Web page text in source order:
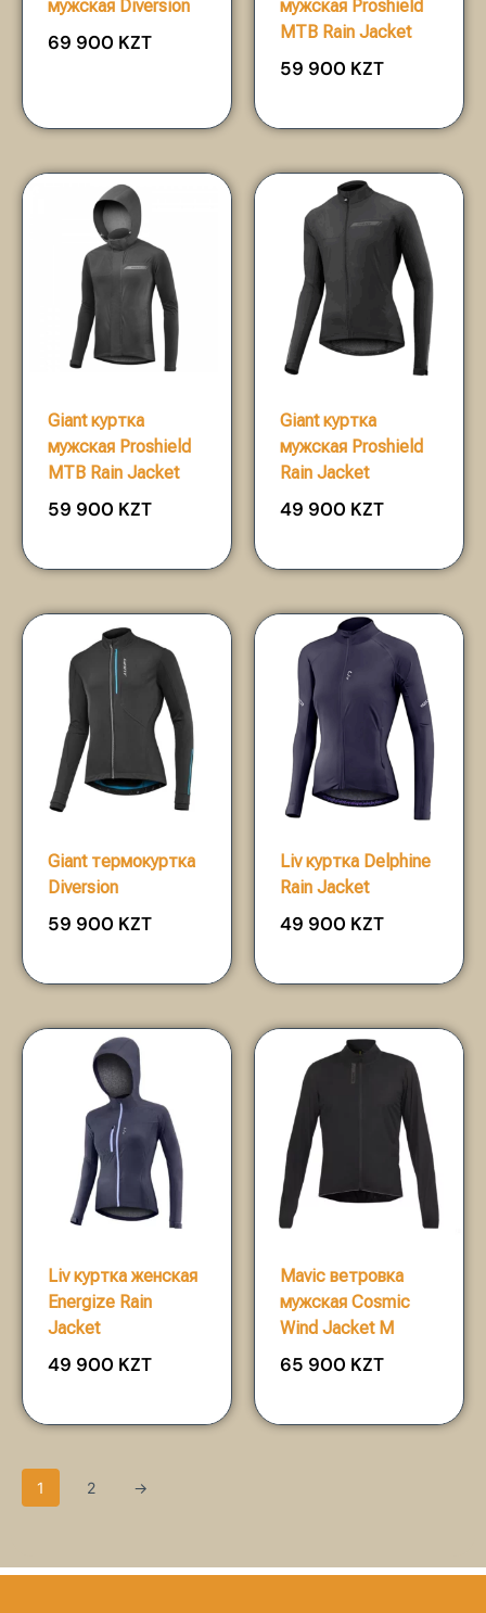
мужская Diversion
69 900 KZT
мужская Proshield
MTB Rain Jacket
59 900 KZT
Giant куртка
мужская Proshield
MTB Rain Jacket
59 900 KZT
Giant куртка
мужская Proshield
Rain Jacket
49 900 KZT
Giant термокуртка
Diversion
59 900 KZT
Liv куртка Delphine
Rain Jacket
49 900 KZT
Liv куртка женская
Energize Rain
Jacket
49 900 KZT
Mavic ветровка
мужская Cosmic
Wind Jacket M
65 900 KZT
1 2 →